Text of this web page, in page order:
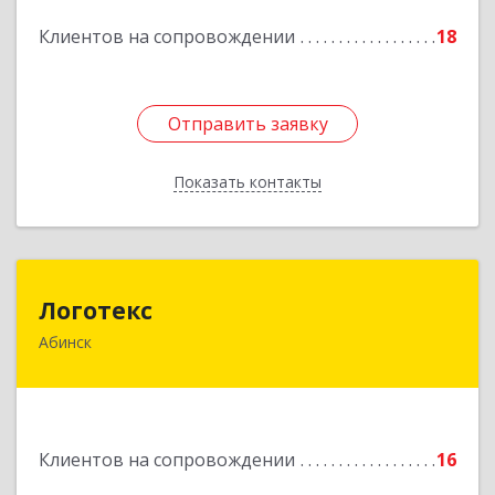
Клиентов на сопровождении 18
Отправить заявку
Показать контакты
Отправить заявку
Назад
Логотекс
Абинск
Клиентов на сопровождении 16
353320, Краснодарский край, Абинский р-н,
Подробнее